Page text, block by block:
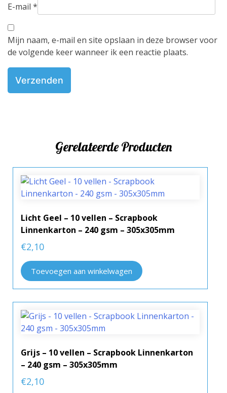
E-mail *
Mijn naam, e-mail en site opslaan in deze browser voor
de volgende keer wanneer ik een reactie plaats.
Gerelateerde Producten
Licht Geel – 10 vellen – Scrapbook
Linnenkarton – 240 gsm – 305x305mm
€2,10
Toevoegen aan winkelwagen
Grijs – 10 vellen – Scrapbook Linnenkarton
– 240 gsm – 305x305mm
€2,10